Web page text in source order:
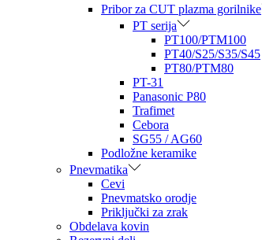
Pribor za CUT plazma gorilnike
PT serija
PT100/PTM100
PT40/S25/S35/S45
PT80/PTM80
PT-31
Panasonic P80
Trafimet
Cebora
SG55 / AG60
Podložne keramike
Pnevmatika
Cevi
Pnevmatsko orodje
Priključki za zrak
Obdelava kovin